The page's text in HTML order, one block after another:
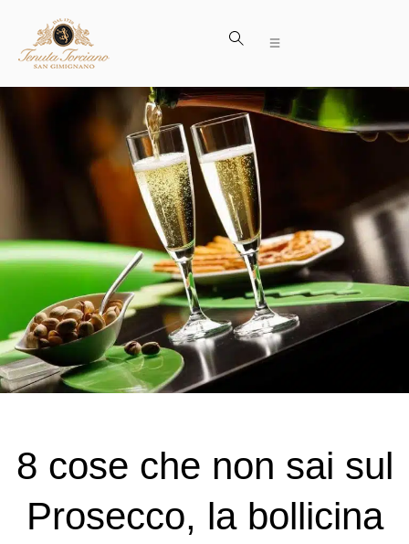
8 cose che non sai sul
Prosecco, la bollicina